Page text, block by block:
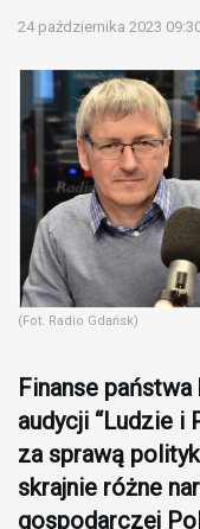
24 października 2023
(Fot. Radio Gdańsk)
Finanse
audycji “Ludzie i
za sprawą
skrajnie różne
gospodarczej